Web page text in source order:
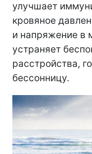
улучшает
кровяное
и напряжение в
устраняет
расстройства,
бессонницу.